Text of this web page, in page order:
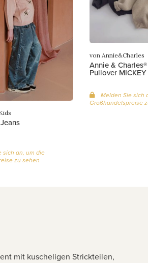
sich an, um die
zu sehen
von Annie&Charles
Annie &
Pullover MICKEY
Melden Sie sich
Großhandelspreise
mit kuscheligen Strickteilen,